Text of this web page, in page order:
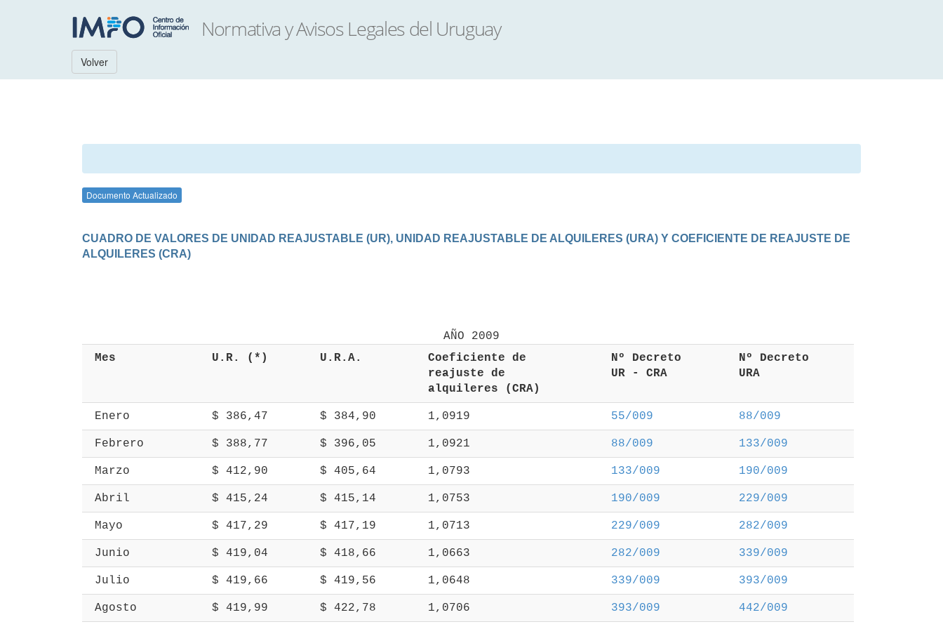
Volver
Documento Actualizado
CUADRO DE VALORES DE UNIDAD REAJUSTABLE (UR), UNIDAD REAJUSTABLE DE ALQUILERES (URA) Y COEFICIENTE DE REAJUSTE DE
ALQUILERES (CRA)
Mes
U.R. (*) U.R.A.
Coeficiente de
reajuste de
alquileres (CRA)
Nº Decreto
UR - CRA
Nº Decreto
URA
Enero $ 386,47 $ 384,90 1,0919 55/009 88/009
Febrero $ 388,77 $ 396,05 1,0921 88/009 133/009
Marzo $ 412,90 $ 405,64 1,0793 133/009 190/009
Abril $ 415,24 $ 415,14 1,0753 190/009 229/009
Mayo $ 417,29 $ 417,19 1,0713 229/009 282/009
Junio $ 419,04 $ 418,66 1,0663 282/009 339/009
Julio $ 419,66 $ 419,56 1,0648 339/009 393/009
Agosto $ 419,99 $ 422,78 1,0706 393/009 442/009